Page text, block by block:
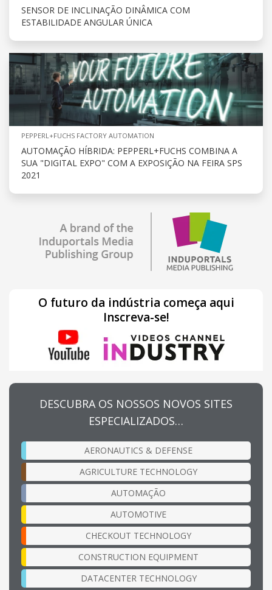
SENSOR DE INCLINAÇÃO DINÂMICA COM
ESTABILIDADE ANGULAR ÚNICA
PEPPERL+FUCHS FACTORY AUTOMATION
AUTOMAÇÃO HÍBRIDA: PEPPERL+FUCHS COMBINA A
SUA "DIGITAL EXPO" COM A EXPOSIÇÃO NA FEIRA SPS
2021
O futuro da indústria começa aqui
Inscreva-se!
DESCUBRA OS NOSSOS NOVOS SITES
ESPECIALIZADOS…
AERONAUTICS & DEFENSE
AGRICULTURE TECHNOLOGY
AUTOMAÇÃO
AUTOMOTIVE
CHECKOUT TECHNOLOGY
CONSTRUCTION EQUIPMENT
DATACENTER TECHNOLOGY